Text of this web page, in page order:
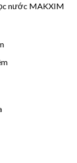
nước MAKXIM